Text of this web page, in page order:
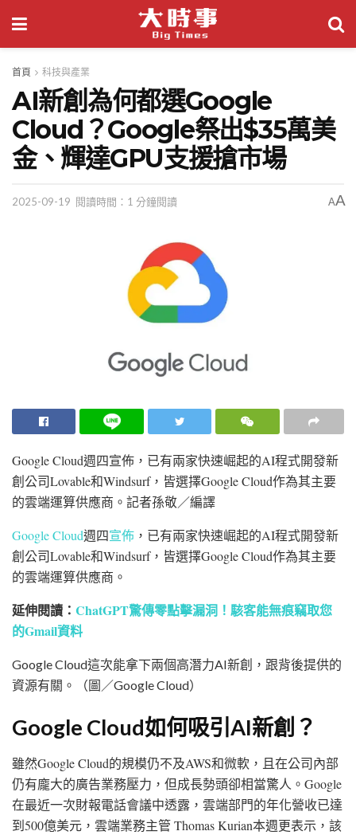
首頁 科技與產業
AI新創為何都選Google
Cloud？Google祭出$35萬美
金、輝達GPU支援搶市場
2025-09-19 閱讀時間：1 分鐘閱讀 AA
Google Cloud週四宣佈，已有兩家快速崛起的AI程式開發新
創公司Lovable和Windsurf，皆選擇Google Cloud作為其主要
的雲端運算供應商。 記者孫敬／編譯
Google Cloud週四宣佈 ，已有兩家快速崛起的AI程式開發新
創公司Lovable和Windsurf，皆選擇Google Cloud作為其主要
的雲端運算供應商。
延伸閱讀： ChatGPT驚傳零點擊漏洞！駭客能無痕竊取您
的Gmail資料
Google Cloud這次能拿下兩個高潛力AI新創，跟背後提供的
資源有關。（圖／Google Cloud）
Google Cloud如何吸引AI新創？
雖然Google Cloud的規模仍不及AWS和微軟，且在公司內部
仍有龐大的廣告業務壓力，但成長勢頭卻相當驚人。Google
在最近一次財報電話會議中透露，雲端部門的年化營收已達
到500億美元，雲端業務主管 Thomas Kurian本週更表示，該